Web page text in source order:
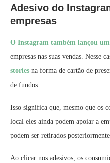
Adesivo do
empresas
O Instagram também lançou
empresas nas suas vendas. Nesse
stories na forma de cartão de
de fundos.
Isso significa que, mesmo que os
local eles ainda podem apoiar a
podem ser retirados
Ao clicar nos adesivos, os